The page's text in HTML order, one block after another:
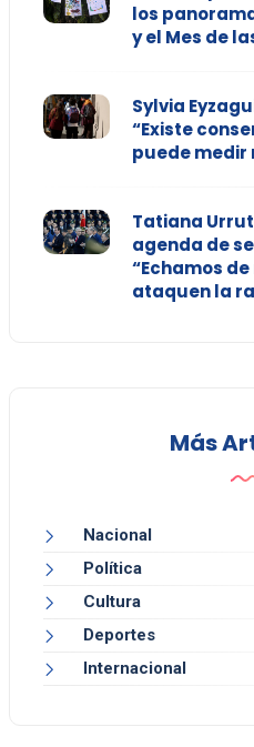
los
y el Mes de
Sylvia
“Existe
puede medir
Tatiana
agenda de
“Echamos
ataquen la
Más
Nacional
Política
Cultura
Deportes
Internacional